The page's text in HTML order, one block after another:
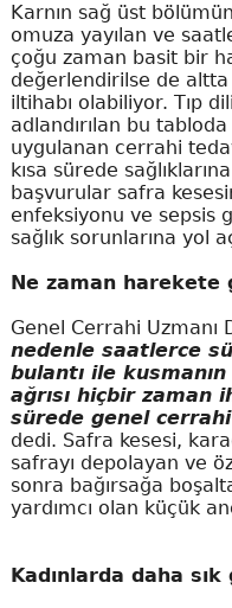
Karnın sağ üst
omuza yayılan ve
çoğu zaman basit bir
değerlendirilse de
iltihabı olabiliyor. Tıp
adlandırılan bu
uygulanan cerrahi
kısa sürede
başvurular safra
enfeksiyonu ve sepsis
sağlık sorunlarına yol
Ne zaman harekete
Genel Cerrahi Uzmanı
nedenle saatlerce
bulantı ile
ağrısı hiçbir zaman
sürede genel cerrahi
dedi. Safra kesesi,
safrayı depolayan ve
sonra bağırsağa
yardımcı olan küçük
Kadınlarda daha